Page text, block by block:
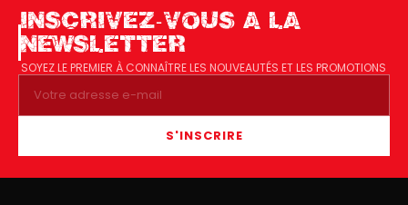
INSCRIVEZ-VOUS A LA
NEWSLETTER
SOYEZ LE PREMIER À CONNAÎTRE LES NOUVEAUTÉS ET LES PROMOTIONS
S'INSCRIRE